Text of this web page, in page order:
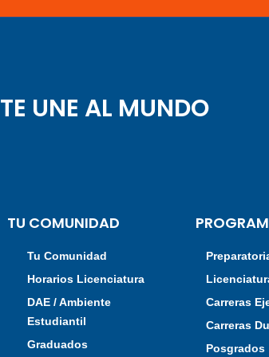
TE UNE AL MUNDO
TU COMUNIDAD
Tu Comunidad
Horarios Licenciatura
DAE / Ambiente
Estudiantil
Graduados
Carreras
Carreras
Posgrados